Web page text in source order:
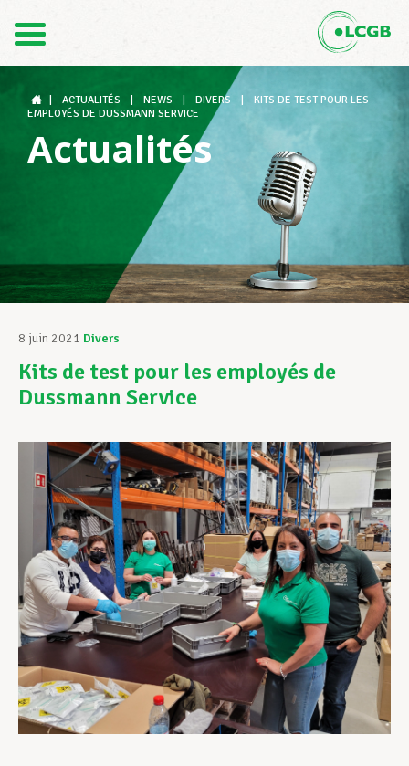
DE
Le LCGB
Structures syndicales
Assistance au Travail
Vos droits
Assistance en vie privée
Développement professionnel
Devenir Membre
Actualités
ACTUALITÉS NEWS DIVERS
KITS DE TEST POUR LES
EMPLOYÉS DE DUSSMANN SERVICE
Actualités
8 juin 2021 Divers
Kits de test pour les employés de
Dussmann Service